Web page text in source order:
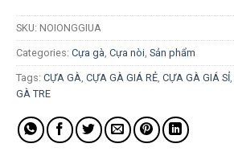
SKU: NOIONGGIUA
Categories: Cựa gà, Cựa nòi, Sản phẩm
Tags: CỰA GÀ, CỰA GÀ GIÁ RẺ, CỰA GÀ GIÁ SỈ,
GÀ TRE